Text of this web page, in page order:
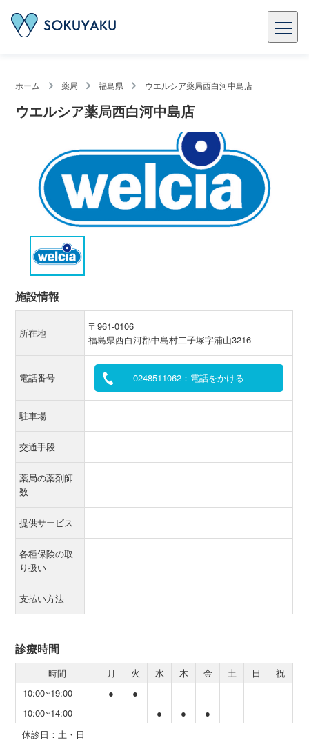
ホーム 薬局 福島県 ウエルシア薬局西白河中島店
ウエルシア薬局西白河中島店
施設情報
所在地
〒961-0106
福島県西白河郡中島村二子塚字浦山3216
電話番号 0248511062：電話をかける
駐車場
交通手段
薬局の薬剤師
数
提供サービス
各種保険の取
り扱い
支払い方法
診療時間
時間 月 火 水 木 金 土 日
祝
10:00~19:00
● ● ― ― ― ― ―
―
10:00~14:00
― ― ● ● ● ― ―
―
休診日：土・日